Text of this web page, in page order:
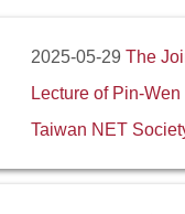
2025-05-29 The
Lecture of Pin-
Taiwan NET